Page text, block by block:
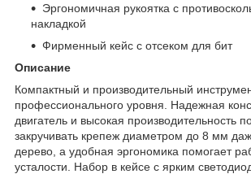
Эргономичная рукоятка с
накладкой
Фирменный кейс с отсеком для бит
Описание
Компактный и производительный
профессионального уровня. Надежная
двигатель и высокая производительность
закручивать крепеж диаметром до 8 мм
дерево, а удобная эргономика помогает
усталости. Набор в кейсе с ярким